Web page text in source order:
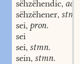
sëhzëhendic, adj.
sëhzëhener, stm.
sei, pron.
sei
sei, stmn.
sein, stmn.